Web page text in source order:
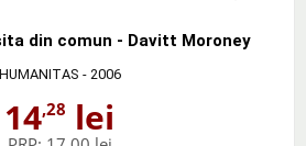
din comun - Davitt Moroney
HUMANITAS - 2006
14,28 lei